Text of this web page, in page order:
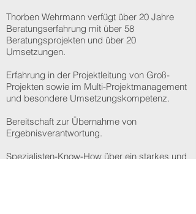
Thorben Wehrmann verfügt über 20 Jahre
Beratungserfahrung mit über 58
Beratungsprojekten und über 20
Umsetzungen.
Erfahrung in der Projektleitung von Groß-
Projekten sowie im Multi-Projektmanagement
und besondere Umsetzungskompetenz.
Bereitschaft zur Übernahme von
Ergebnisverantwortung.
Spezialisten-Know-How über ein starkes und